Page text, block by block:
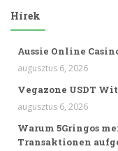
Hírek
Aussie Online
augusztus 6, 2026
Vegazone USDT
augusztus 6, 2026
Warum 5Gringos
Transaktionen